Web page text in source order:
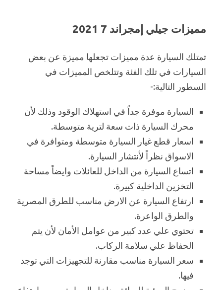
مميزات جيلي إمجراند 7 2021
تمتلك السيارة عدة مميزات تجعلها مميزة عن بعض
السيارات في تلك الفئة وتتلخص المميزات في
السطور التالية:-
السيارة موفرة جداً في استهلاك الوقود وذلك لأن
محرك السيارة ذات سعة لترية متوسطة.
اسعار قطع غيار السيارة متوسطة ومتوافرة في
الاسواق نظراً لأنتشار السيارة.
اتساع السيارة من الداخل للعائلات وايضاً مساحة
التخزين الداخلية كبيرة.
ارتفاع السيارة عن الارض مناسب للطرق المصرية
والطرق الواعرة.
تحتوي علي عدد كبير من عوامل الأمان لأن يتم
الحفاظ علي سلامة الركاب.
سعر السيارة مناسب مقارنة للتجهيزات التي توجد
فيها.